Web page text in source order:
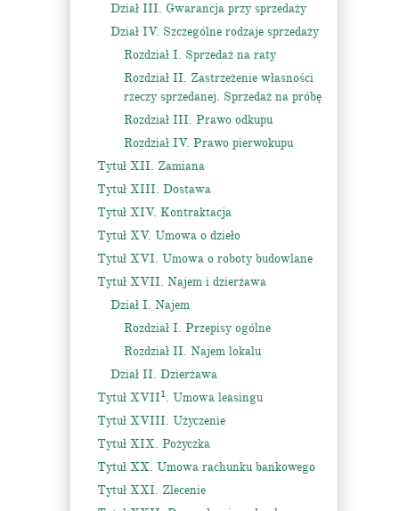
Dział III. Gwarancja przy sprzedaży
Dział IV. Szczególne rodzaje sprzedaży
Rozdział I. Sprzedaż na raty
Rozdział II. Zastrzeżenie własności
rzeczy sprzedanej. Sprzedaż na próbę
Rozdział III. Prawo odkupu
Rozdział IV. Prawo pierwokupu
Tytuł XII. Zamiana
Tytuł XIII. Dostawa
Tytuł XIV. Kontraktacja
Tytuł XV. Umowa o dzieło
Tytuł XVI. Umowa o roboty budowlane
Tytuł XVII. Najem i dzierżawa
Dział I. Najem
Rozdział I. Przepisy ogólne
Rozdział II. Najem lokalu
Dział II. Dzierżawa
Tytuł XVII1. Umowa leasingu
Tytuł XVIII. Użyczenie
Tytuł XIX. Pożyczka
Tytuł XX. Umowa rachunku bankowego
Tytuł XXI. Zlecenie